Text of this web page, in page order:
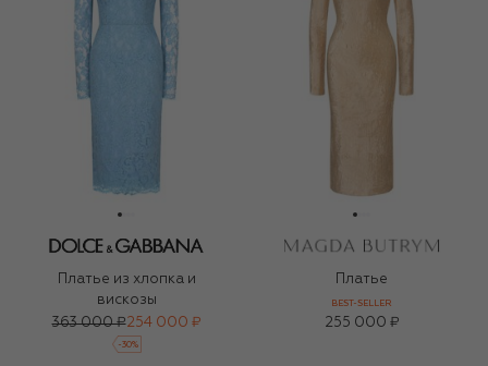
Платье из хлопка и
вискозы
363 000 ₽254 000 ₽
-30%
Платье
BEST-SELLER
255 000 ₽